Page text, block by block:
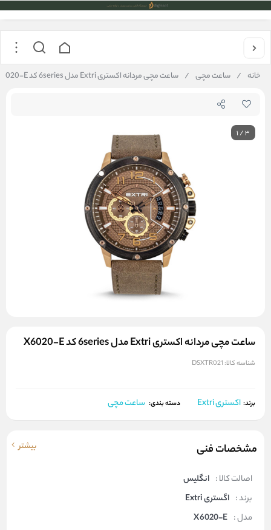
خانه / ساعت مچی / ساعت مچی مردانه اکستری Extri مدل 6series کد X6020-E
1/3
ساعت مچی مردانه اکستری Extri مدل 6series کد X6020-E
شناسه کالا: DSXTR021
برند: اکستری Extri دسته بندی: ساعت مچی
مشخصات فنی بیشتر
اصالت کالا : انگلیس
برند : اگستری Extri
مدل : X6020-E